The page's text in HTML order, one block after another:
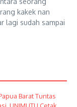
kakek nan
lagi sudah sampai
Barat Tuntas